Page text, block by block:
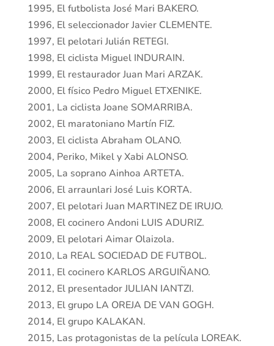
1995, El futbolista José Mari BAKERO.
1996, El seleccionador Javier CLEMENTE.
1997, El pelotari Julián RETEGI.
1998, El ciclista Miguel INDURAIN.
1999, El restaurador Juan Mari ARZAK.
2000, El físico Pedro Miguel ETXENIKE.
2001, La ciclista Joane SOMARRIBA.
2002, El maratoniano Martín FIZ.
2003, El ciclista Abraham OLANO.
2004, Periko, Mikel y Xabi ALONSO.
2005, La soprano Ainhoa ARTETA.
2006, El arraunlari José Luis KORTA.
2007, El pelotari Juan MARTINEZ DE IRUJO.
2008, El cocinero Andoni LUIS ADURIZ.
2009, El pelotari Aimar Olaizola.
2010, La REAL SOCIEDAD DE FUTBOL.
2011, El cocinero KARLOS ARGUIÑANO.
2012, El presentador JULIAN IANTZI.
2013, El grupo LA OREJA DE VAN GOGH.
2014, El grupo KALAKAN.
2015, Las protagonistas de la película LOREAK.